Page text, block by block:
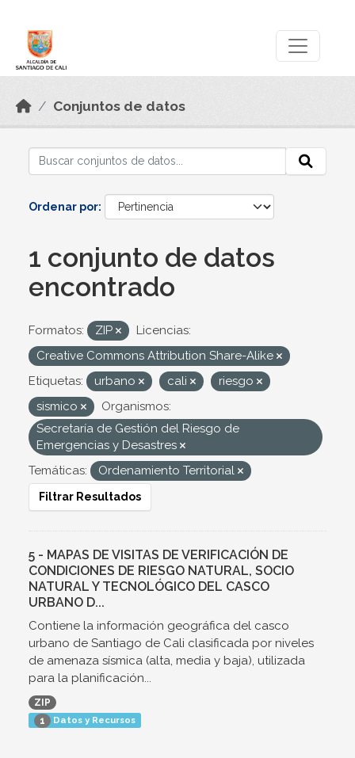
Conjuntos de datos
Ordenar por
1 conjunto de datos
encontrado
Formatos: ZIP
Licencias:
Creative Commons Attribution Share-Alike
Etiquetas:
urbano cali
riesgo
sismico
Organismos:
Secretaría de Gestión del Riesgo de
Emergencias y Desastres
Temáticas:
Ordenamiento Territorial
Filtrar Resultados
5 - MAPAS DE VISITAS DE VERIFICACIÓN DE
CONDICIONES DE RIESGO NATURAL, SOCIO
NATURAL Y TECNOLÓGICO DEL CASCO
URBANO D...
Contiene la información geográfica del casco
urbano de Santiago de Cali clasificada por niveles
de amenaza sísmica (alta, media y baja), utilizada
para la planificación...
ZIP
1 Datos y Recursos